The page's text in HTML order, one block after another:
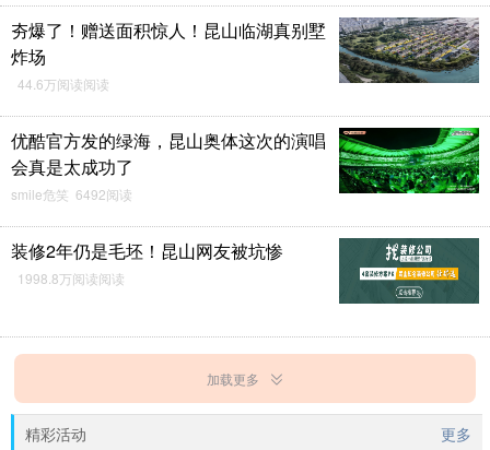
夯爆了！赠送面积惊人！昆山临湖真别墅
炸场
44.6万阅读阅读
优酷官方发的绿海，昆山奥体这次的演唱
会真是太成功了
smile危笑 6492阅读
装修2年仍是毛坯！昆山网友被坑惨
1998.8万阅读阅读
加载更多
精彩活动 更多